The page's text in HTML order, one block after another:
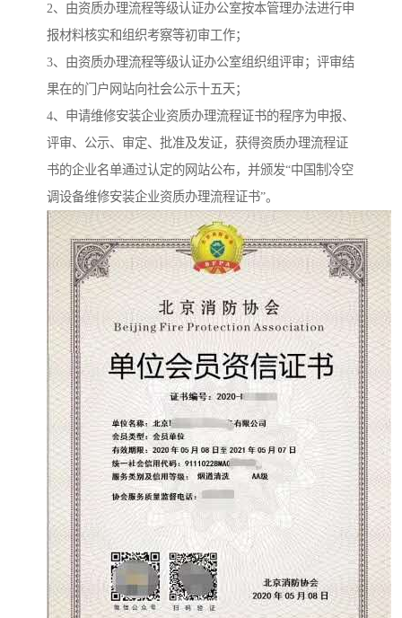
2、由资质办理流程等级认证办公室按本管理办法进行申
报材料核实和组织考察等初审工作；
3、由资质办理流程等级认证办公室组织组评审；评审结
果在的门户网站向社会公示十五天；
4、申请维修安装企业资质办理流程证书的程序为申报、
评审、公示、审定、批准及发证，获得资质办理流程证
书的企业名单通过认定的网站公布，并颁发“中国制冷空
调设备维修安装企业资质办理流程证书”。